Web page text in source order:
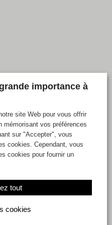
importance à
site Web pour vous offrir
mémorisant vos préférences
sur "Accepter", vous
cookies. Cependant, vous
cookies pour fournir un
tout
cookies